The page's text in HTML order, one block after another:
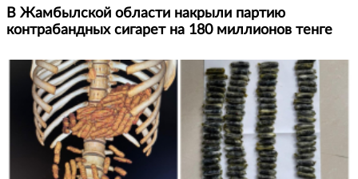
В Жамбылской области накрыли партию
контрабандных сигарет на 180 миллионов тенге